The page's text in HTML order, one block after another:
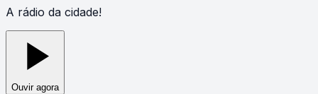
A rádio da cidade!
Ouvir agora